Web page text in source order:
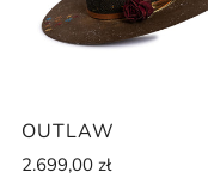
OUTLAW
2.699,00 zł